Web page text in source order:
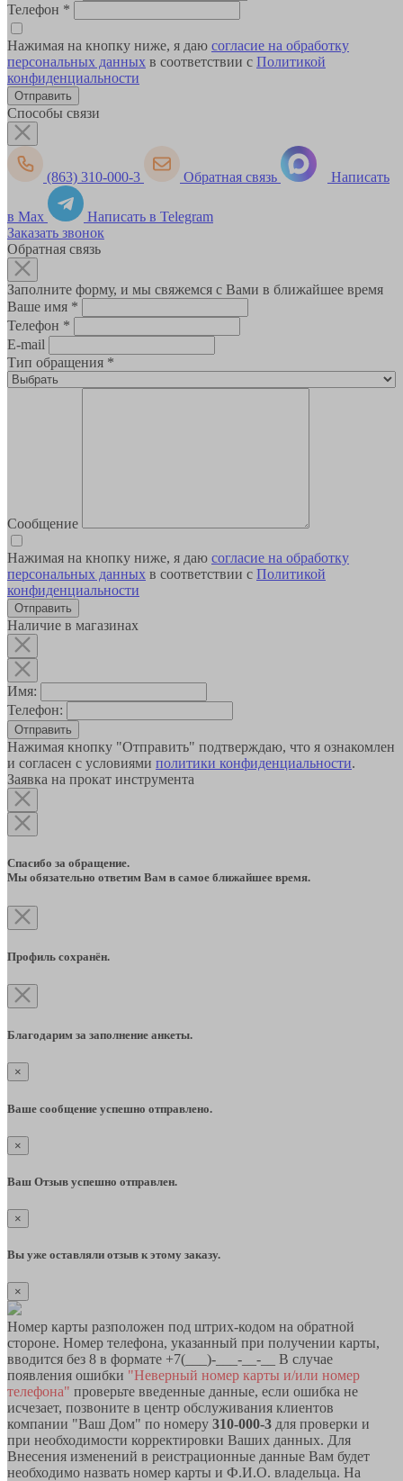
Телефон *
Нажимая на кнопку ниже, я даю согласие на обработку
персональных данных в соответствии с Политикой
конфиденциальности
Способы связи
(863) 310-000-3 Обратная связь Написать
в Max
Написать в Telegram
Заказать звонок
Обратная связь
Заполните форму, и мы свяжемся с Вами в ближайшее время
Ваше имя *
Телефон *
E-mail
Тип обращения *
Сообщение
Нажимая на кнопку ниже, я даю согласие на обработку
персональных данных в соответствии с Политикой
конфиденциальности
Наличие в магазинах
Имя:
Телефон:
Отправить
Нажимая кнопку "Отправить" подтверждаю, что я ознакомлен
и согласен с условиями политики конфиденциальности.
Заявка на прокат инструмента
Спасибо за обращение.
Мы обязательно ответим Вам в самое ближайшее время.
Профиль сохранён.
Благодарим за заполнение анкеты.
×
Ваше сообщение успешно отправлено.
×
Ваш Отзыв успешно отправлен.
×
Вы уже оставляли отзыв к этому заказу.
×
Номер карты разположен под штрих-кодом на обратной
стороне. Номер телефона, указанный при получении карты,
вводится без 8 в формате +7(___)-___-__-__ В случае
появления ошибки "Неверный номер карты и/или номер
телефона" проверьте введенные данные, если ошибка не
исчезает, позвоните в центр обслуживания клиентов
компании "Ваш Дом" по номеру 310-000-3 для проверки и
при необходимости корректировки Ваших данных. Для
Внесения изменений в реистрационные данные Вам будет
необходимо назвать номер карты и Ф.И.О. владельца. На